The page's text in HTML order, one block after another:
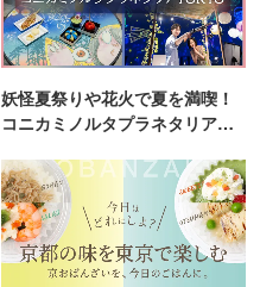
妖怪夏祭りや花火で夏を満喫！
コニカミノルタプラネタリア